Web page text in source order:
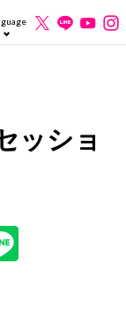
ッショ